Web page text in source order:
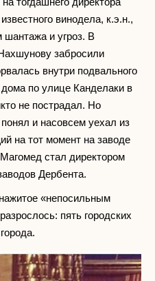
винодела, к.э.н.,
шантажа и угроз. В
забросили
внутри подвального
по улице Канделаки в
не пострадал. Но
и насовсем уехал из
на тот момент на заводе
стал директором
Дербента.
«непосильным
пять городских